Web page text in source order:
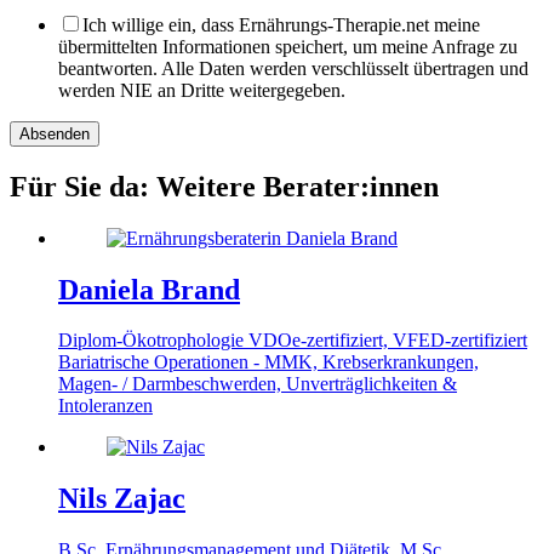
Ich willige ein, dass Ernährungs-Therapie.net meine
übermittelten Informationen speichert, um meine Anfrage zu
beantworten. Alle Daten werden verschlüsselt übertragen und
werden NIE an Dritte weitergegeben.
Absenden
Für Sie da: Weitere Berater:innen
Daniela Brand
Diplom-Ökotrophologie VDOe-zertifiziert, VFED-zertifiziert
Bariatrische Operationen - MMK, Krebserkrankungen,
Magen- / Darmbeschwerden, Unverträglichkeiten &
Intoleranzen
Nils Zajac